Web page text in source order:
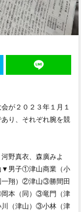
が２０２３年１月１
り、それぞれ腕を競
野真衣、森廣みよ
▼男子①津山商業（小
一翔）②津山③勝間田
本（同）③竜門（津
（津山）③小林（津